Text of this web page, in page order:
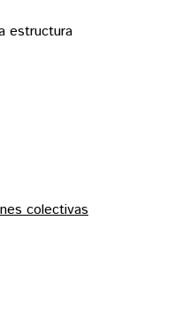
estructura
colectivas